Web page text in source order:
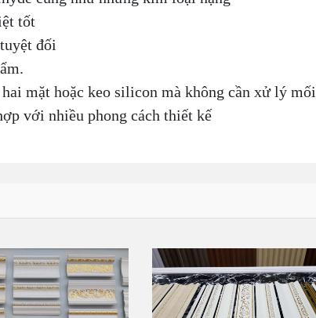
tốt
đối
mặt hoặc keo silicon mà không cần xử lý
với nhiều phong cách thiết kế